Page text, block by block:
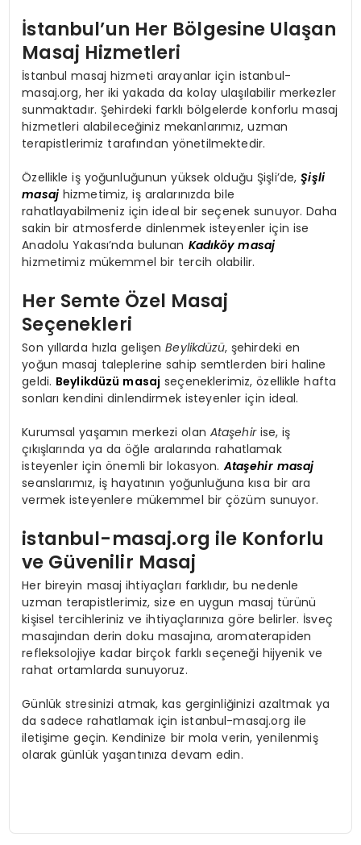
İstanbul’un Her Bölgesine Ulaşan
Masaj Hizmetleri
İstanbul masaj hizmeti arayanlar için istanbul-
masaj.org, her iki yakada da kolay ulaşılabilir merkezler
sunmaktadır. Şehirdeki farklı bölgelerde konforlu masaj
hizmetleri alabileceğiniz mekanlarımız, uzman
terapistlerimiz tarafından yönetilmektedir.
Özellikle iş yoğunluğunun yüksek olduğu Şişli’de,Şişli
masajhizmetimiz, iş aralarınızda bile
rahatlayabilmeniz için ideal bir seçenek sunuyor. Daha
sakin bir atmosferde dinlenmek isteyenler için ise
Anadolu Yakası’nda bulunan Kadıköy masaj
hizmetimiz mükemmel bir tercih olabilir.
Her Semte Özel Masaj
Seçenekleri
Son yıllarda hızla gelişenBeylikdüzü, şehirdeki en
yoğun masaj taleplerine sahip semtlerden biri haline
geldi. Beylikdüzü masaj seçeneklerimiz, özellikle hafta
sonları kendini dinlendirmek isteyenler için ideal.
Kurumsal yaşamın merkezi olan Ataşehirise, iş
çıkışlarında ya da öğle aralarında rahatlamak
isteyenler için önemli bir lokasyon.Ataşehir masaj
seanslarımız, iş hayatının yoğunluğuna kısa bir ara
vermek isteyenlere mükemmel bir çözüm sunuyor.
istanbul-masaj.org ile Konforlu
ve Güvenilir Masaj
Her bireyin masaj ihtiyaçları farklıdır, bu nedenle
uzman terapistlerimiz, size en uygun masaj türünü
kişisel tercihleriniz ve ihtiyaçlarınıza göre belirler. İsveç
masajından derin doku masajına, aromaterapiden
refleksolojiye kadar birçok farklı seçeneği hijyenik ve
rahat ortamlarda sunuyoruz.
Günlük stresinizi atmak, kas gerginliğinizi azaltmak ya
da sadece rahatlamak için istanbul-masaj.org ile
iletişime geçin. Kendinize bir mola verin, yenilenmiş
olarak günlük yaşantınıza devam edin.